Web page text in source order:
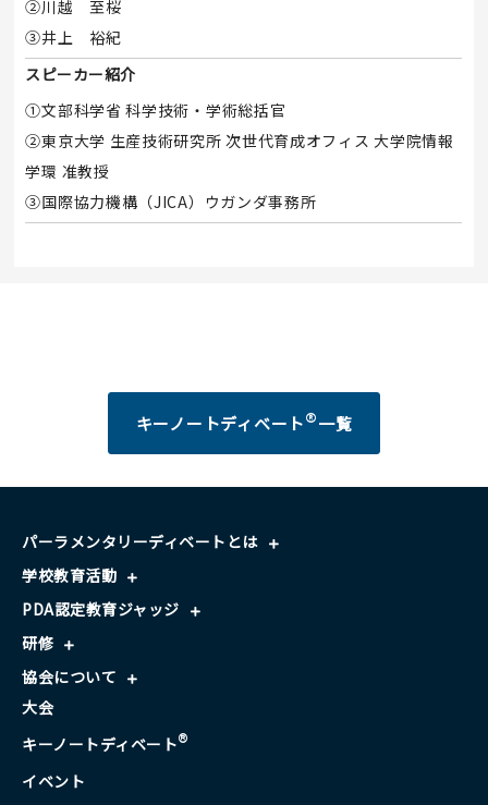
②川越 至桜
③井上 裕紀
スピーカー紹介
①文部科学省 科学技術・学術総括官
②東京大学 生産技術研究所 次世代育成オフィス 大学院情報
学環 准教授
③国際協力機構（JICA）ウガンダ事務所
キーノートディベート®一覧
パーラメンタリーディベートとは
学校教育活動
PDA認定教育ジャッジ
研修
協会について
大会
キーノートディベート®
イベント